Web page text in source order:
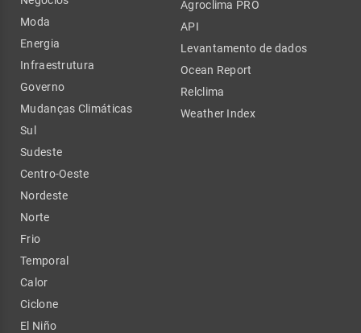
Moda
Energia
Infraestrutura
Governo
Mudanças Climáticas
Sul
Sudeste
Centro-Oeste
Nordeste
Norte
Frio
Temporal
Calor
Ciclone
El Niño
Agroclima PRO
API
Levantamento de dados
Ocean Report
Relclima
Weather Index